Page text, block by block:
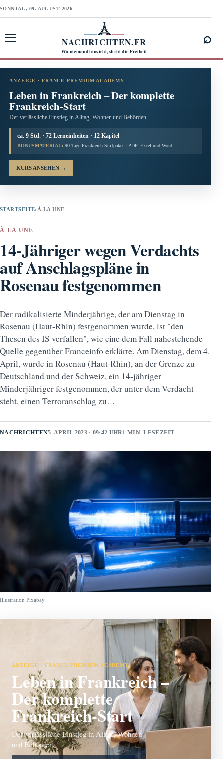
SONNTAG, 09. AUGUST 2026
NACHRICHTEN.FR
Wo niemand hinsieht, stirbt die Freiheit
⌕
ANZEIGE · FRANCE PREMIUM ACADEMY
Leben in Frankreich – Der komplette
Frankreich-Start
Der verlässliche Einstieg in Alltag, Wohnen und Behörden.
ca. 9 Std. · 72 Lerneinheiten · 12 Kapitel
BONUSMATERIAL: 90-Tage-Frankreich-Startpaket · PDF, Excel und Word
KURS ANSEHEN →
STARTSEITE› À LA UNE
À LA UNE
14-Jähriger wegen Verdachts
auf Anschlagspläne in
Rosenau festgenommen
Der radikalisierte Minderjährige, der am Dienstag in
Rosenau (Haut-Rhin) festgenommen wurde, ist "den
Thesen des IS verfallen", wie eine dem Fall nahestehende
Quelle gegenüber Franceinfo erklärte. Am Dienstag, dem 4.
April, wurde in Rosenau (Haut-Rhin), an der Grenze zu
Deutschland und der Schweiz, ein 14-jähriger
Minderjähriger festgenommen, der unter dem Verdacht
steht, einen Terroranschlag zu…
NACHRICHTEN5. APRIL 2023 · 09:42 UHR1 MIN. LESEZEIT
Illustration Pixabay
ANZEIGE · FRANCE PREMIUM ACADEMY
Leben in Frankreich –
Der komplette
Frankreich-Start
Der verlässliche Einstieg in Alltag, Wohnen
und Behörden.